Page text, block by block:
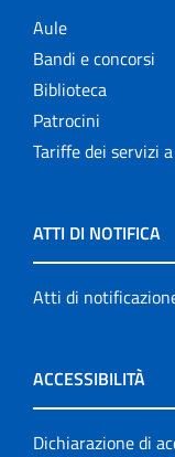
Aule
Bandi e concorsi
Biblioteca
Patrocini
Tariffe dei servizi
ATTI DI NOTIFICA
Atti di
ACCESSIBILITÀ
Dichiarazione di